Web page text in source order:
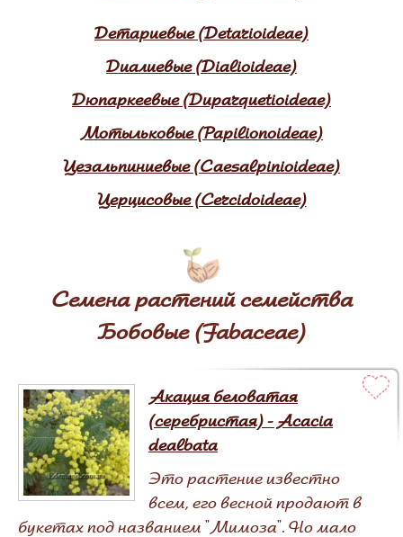
Детариевые (Detarioideae)
Диалиевые (Dialioideae)
Дюпаркеевые (Duparquetioideae)
Мотыльковые (Papilionoideae)
Цезальпиниевые (Caesalpinioideae)
Церцисовые (Cercidoideae)
Семена растений семейства
Бобовые (Fabaceae)
Акация беловатая
(серебристая) - Acacia
dealbata
Это растение известно
всем, его весной продают в
букетах под названием "Мимоза". Но мало